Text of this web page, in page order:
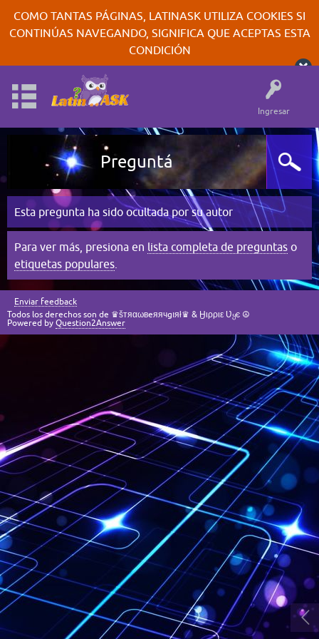
COMO TANTAS PÁGINAS, LATINASK UTILIZA COOKIES SI
CONTINÚAS NAVEGANDO, SIGNIFICA QUE ACEPTAS ESTA
CONDICIÓN
Ingresar
Preguntá
Esta pregunta ha sido ocultada por su autor
Para ver más, presiona en lista completa de preguntas o
etiquetas populares
Enviar feedback
Todos los derechos son de ♛šтяαωвeяячgıяł♛ & Ӈιρριε Ʋყє ☮
Powered by Question2Answer